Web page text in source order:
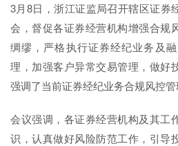
3月8日，浙江证监局召开辖区证券
会，督促各证券经营机构增强合规
绸缪，严格执行证券经纪业务及
理，加强客户异常交易管理，做好
强调了当前证券经纪业务合规风控管
会议强调，各证券经营机构及其工
识，认真做好风险防范工作，引导